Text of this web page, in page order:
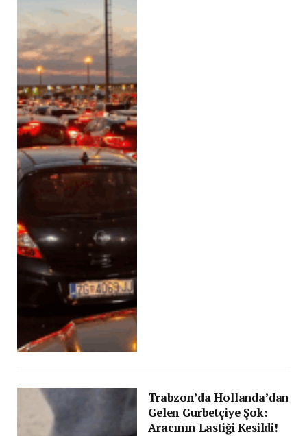
Trabzon’da Hollanda’dan
Gelen Gurbetçiye Şok:
Aracının Lastiği Kesildi!